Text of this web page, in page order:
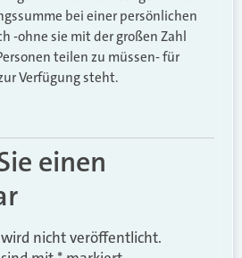
bei einer persönlichen
-ohne sie mit der großen Zahl
teilen zu müssen- für
Verfügung steht.
einen
nicht veröffentlicht.